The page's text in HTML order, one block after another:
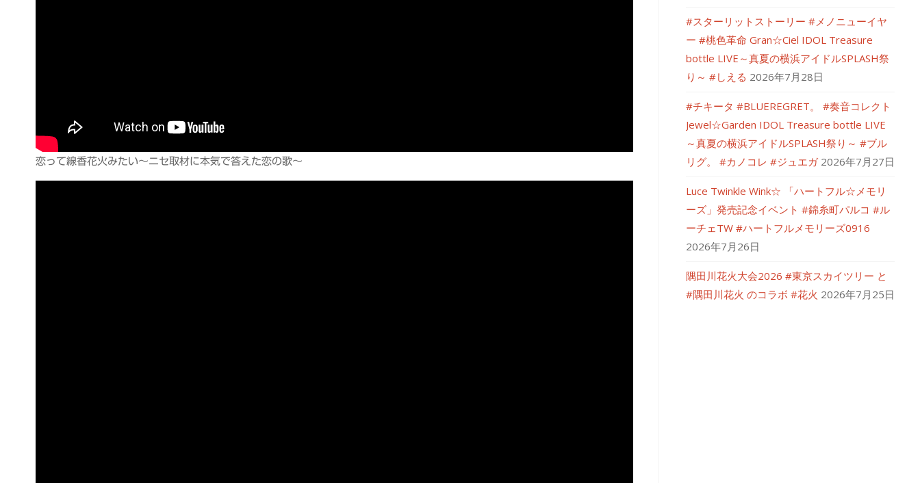
恋って線香花火みたい～ニセ取材に本気で答えた恋の歌～
#スターリットストーリー #メノニューイヤ
ー #桃色革命 Gran☆Ciel IDOL Treasure
bottle LIVE～真夏の横浜アイドルSPLASH祭
り～ #しえる 2026年7月28日
#チキータ #BLUEREGRET。 #奏音コレクト
Jewel☆Garden IDOL Treasure bottle LIVE
～真夏の横浜アイドルSPLASH祭り～ #ブル
リグ。 #カノコレ #ジュエガ 2026年7月27日
Luce Twinkle Wink☆ 「ハートフル☆メモリ
ーズ」発売記念イベント #錦糸町パルコ #ル
ーチェTW #ハートフルメモリーズ0916
2026年7月26日
隅田川花火大会2026 #東京スカイツリー と
#隅田川花火 のコラボ #花火 2026年7月25日